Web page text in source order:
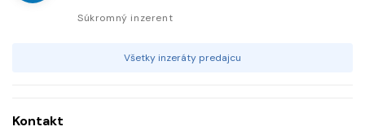
Súkromný inzerent
Všetky inzeráty predajcu
Kontakt